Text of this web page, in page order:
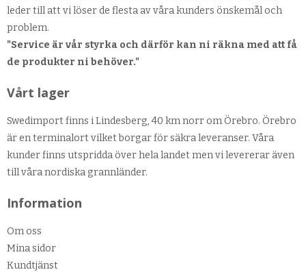
leder till att vi löser de flesta av våra kunders önskemål och
problem.
"Service är vår styrka och därför kan ni räkna med att få
de produkter ni behöver."
Vårt lager
Swedimport finns i Lindesberg, 40 km norr om Örebro. Örebro
är en terminalort vilket borgar för säkra leveranser. Våra
kunder finns utspridda över hela landet men vi levererar även
till våra nordiska grannländer.
Information
Om oss
Mina sidor
Kundtjänst